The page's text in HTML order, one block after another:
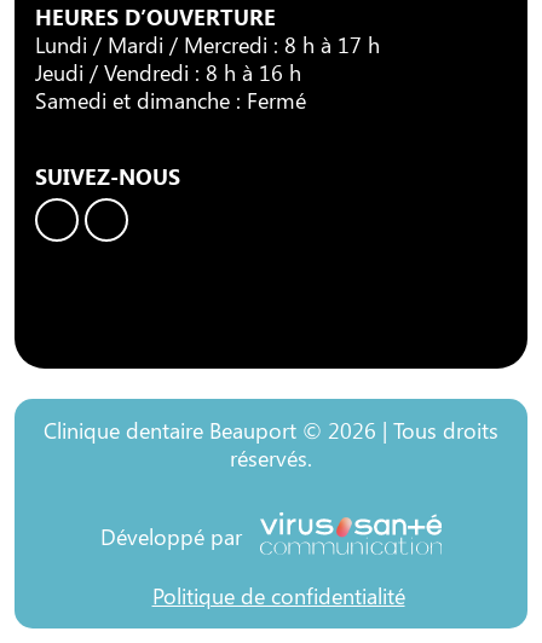
HEURES D’OUVERTURE
Lundi / Mardi / Mercredi : 8 h à 17 h
Jeudi / Vendredi : 8 h à 16 h
Samedi et dimanche : Fermé
SUIVEZ-NOUS
Clinique dentaire Beauport © 2026 | Tous droits
réservés.
Développé par
Politique de confidentialité